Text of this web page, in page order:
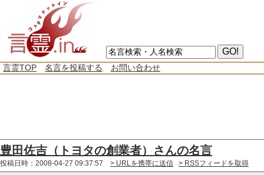
言霊TOP 名言を投稿する お問い合わせ
豊田佐吉（トヨタの創業者）さんの名言
投稿日時：2008-04-27 09:37:57 > URLを携帯に送信 > RSSフィードを取得